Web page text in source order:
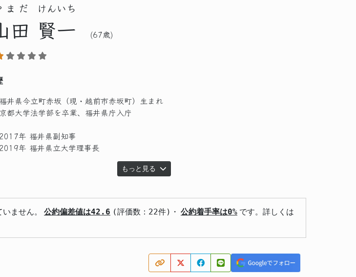
田
まだ
賢一
けんいち
(67歳)
福井県今立町赤坂（現・越前市赤坂町）生まれ
京都大学法学部を卒業、福井県庁入庁
2017年 福井県副知事
2019年 福井県立大学理事長
もっと見る
ません。 公約偏差値は42.6 (評価数：22件)・ 公約着手率は0% です。詳しくは